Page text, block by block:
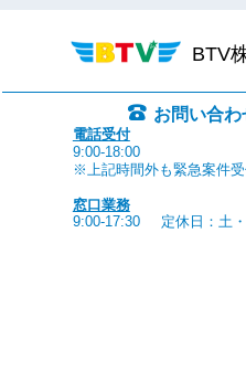
BTV
お問い合わ
電話受付
9:00-18:00
※上記時間外も緊急案件受
窓口業務
9:00-17:30
定休日：土